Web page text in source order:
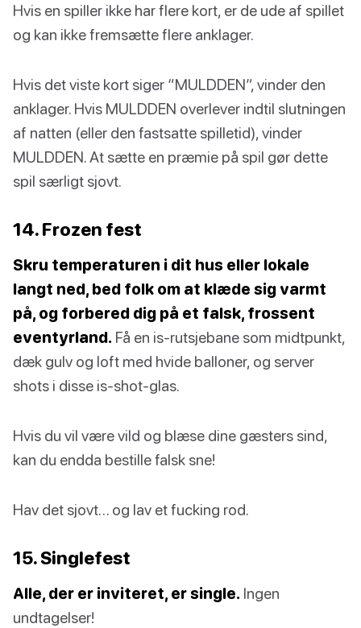
Hvis en spiller ikke har flere kort, er de ude af spillet
og kan ikke fremsætte flere anklager.
Hvis det viste kort siger “MULDDEN”, vinder den
anklager. Hvis MULDDEN overlever indtil slutningen
af natten (eller den fastsatte spilletid), vinder
MULDDEN. At sætte en præmie på spil gør dette
spil særligt sjovt.
14. Frozen fest
Skru temperaturen i dit hus eller lokale
langt ned, bed folk om at klæde sig varmt
på, og forbered dig på et falsk, frossent
eventyrland. Få en is-rutsjebane som midtpunkt,
dæk gulv og loft med hvide balloner, og server
shots i disse is-shot-glas.
Hvis du vil være vild og blæse dine gæsters sind,
kan du endda bestille falsk sne!
Hav det sjovt… og lav et fucking rod.
15. Singlefest
Alle, der er inviteret, er single. Ingen
undtagelser!